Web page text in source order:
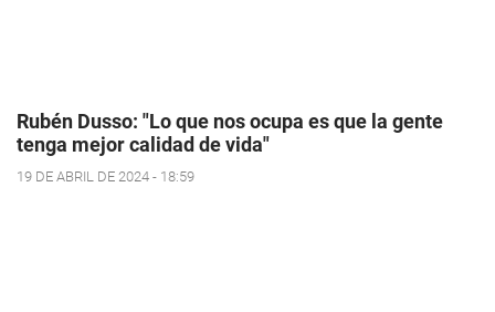
Rubén Dusso: "Lo que nos ocupa es que la gente
tenga mejor calidad de vida"
19 DE ABRIL DE 2024 - 18:59